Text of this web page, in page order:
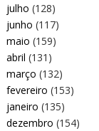
julho (128)
junho (117)
maio (159)
abril (131)
março (132)
fevereiro (153)
janeiro (135)
dezembro (154)